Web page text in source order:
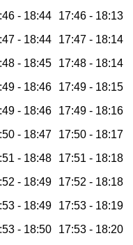
- 18:44 17:46 - 18:13
- 18:44 17:47 - 18:14
- 18:45 17:48 - 18:14
- 18:46 17:49 - 18:15
- 18:46 17:49 - 18:16
- 18:47 17:50 - 18:17
- 18:48 17:51 - 18:18
- 18:49 17:52 - 18:18
- 18:49 17:53 - 18:19
- 18:50 17:53 - 18:20